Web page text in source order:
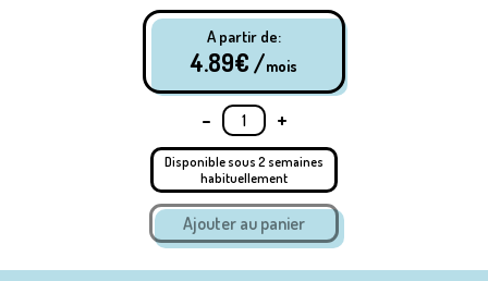
A partir de:
4.89€ /mois
- +
Disponible sous 2 semaines
habituellement